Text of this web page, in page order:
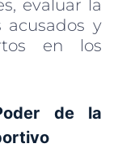
evaluar la
y
en los
de la